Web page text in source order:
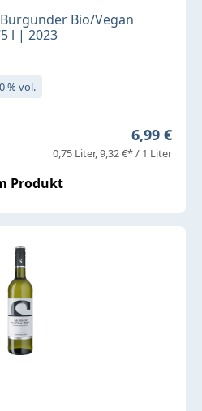
Bio/Vegan
l | 2023
% vol.
Regulärer
6,99 €
0,75 Liter 9,32 €* / 1 Liter
Produkt